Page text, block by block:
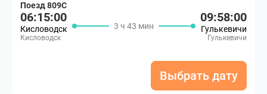
Поезд 809С
06:15:00
Кисловодск
Кисловодск
3 ч 43 мин
09:58:00
Гулькевичи
Гулькевичи
Выбрать дату